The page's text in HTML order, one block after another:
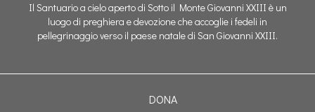
Il Santuario a cielo aperto di Sotto il Monte Giovanni XXIII è un
luogo di preghiera e devozione che accoglie i fedeli in
pellegrinaggio verso il paese natale di San Giovanni XXIII.
DONA